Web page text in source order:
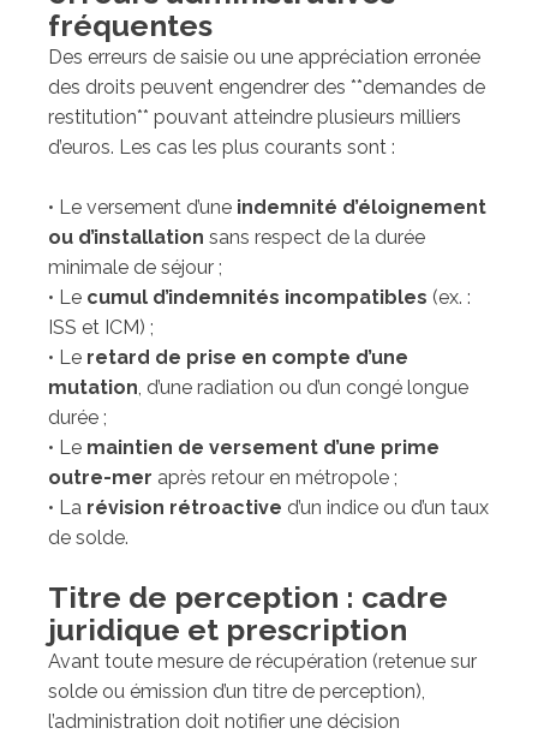
fréquentes
Des erreurs de saisie ou une appréciation erronée
des droits peuvent engendrer des **demandes de
restitution** pouvant atteindre plusieurs milliers
d’euros. Les cas les plus courants sont :
• Le versement d’une indemnité d’éloignement
ou d’installation sans respect de la durée
minimale de séjour ;
• Le cumul d’indemnités incompatibles (ex. :
ISS et ICM) ;
• Le retard de prise en compte d’une
mutation , d’une radiation ou d’un congé longue
durée ;
• Le maintien de versement d’une prime
outre-mer après retour en métropole ;
• La révision rétroactive d’un indice ou d’un taux
de solde.
Titre de perception : cadre
juridique et prescription
Avant toute mesure de récupération (retenue sur
solde ou émission d’un titre de perception),
l’administration doit notifier une décision